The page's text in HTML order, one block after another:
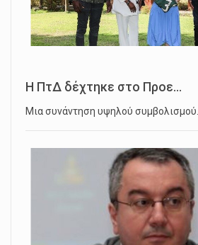
Η ΠτΔ δέχτηκε στο Προε...
Μια συνάντηση υψηλού συμβολισμού…